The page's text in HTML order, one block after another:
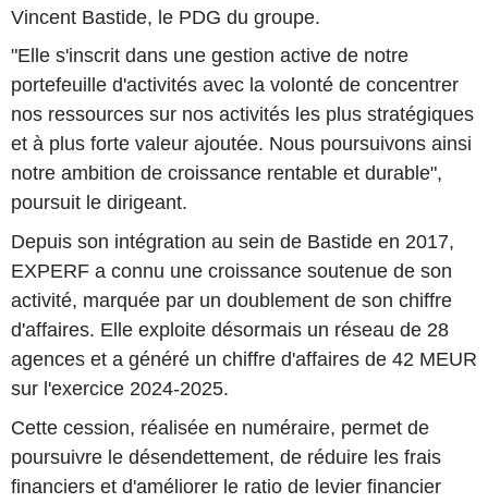
Vincent Bastide, le PDG du groupe.
"Elle s'inscrit dans une gestion active de notre
portefeuille d'activités avec la volonté de concentrer
nos ressources sur nos activités les plus stratégiques
et à plus forte valeur ajoutée. Nous poursuivons ainsi
notre ambition de croissance rentable et durable",
poursuit le dirigeant.
Depuis son intégration au sein de Bastide en 2017,
EXPERF a connu une croissance soutenue de son
activité, marquée par un doublement de son chiffre
d'affaires. Elle exploite désormais un réseau de 28
agences et a généré un chiffre d'affaires de 42 MEUR
sur l'exercice 2024-2025.
Cette cession, réalisée en numéraire, permet de
poursuivre le désendettement, de réduire les frais
financiers et d'améliorer le ratio de levier financier